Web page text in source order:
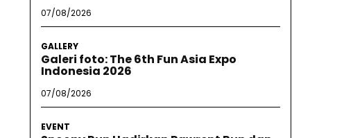
07/08/2026
GALLERY
Galeri foto: The 6th Fun Asia Expo
Indonesia 2026
07/08/2026
EVENT